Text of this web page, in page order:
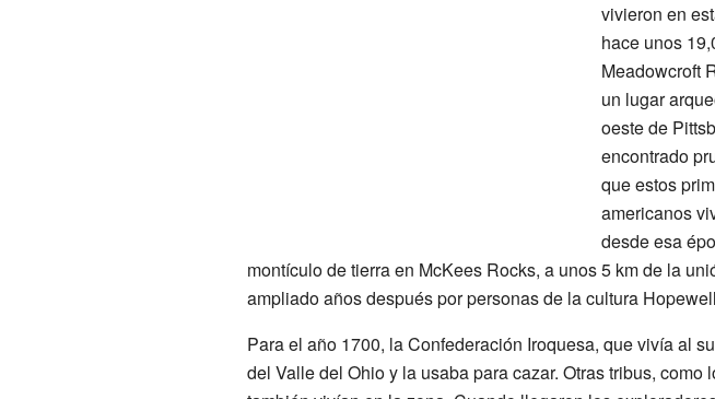
vivieron en
hace unos
Meadowcroft
un lugar
oeste de
encontrado
que estos
americanos
desde esa
montículo de tierra en McKees Rocks, a unos 5 km de la
ampliado años después por personas de la cultura
Para el año 1700, la Confederación Iroquesa, que vivía al
del Valle del Ohio y la usaba para cazar. Otras tribus,